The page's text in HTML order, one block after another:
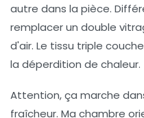
autre dans la pièce.
remplacer un double
d'air. Le tissu triple
la déperdition de chaleur.
Attention, ça marche
fraîcheur. Ma chambre